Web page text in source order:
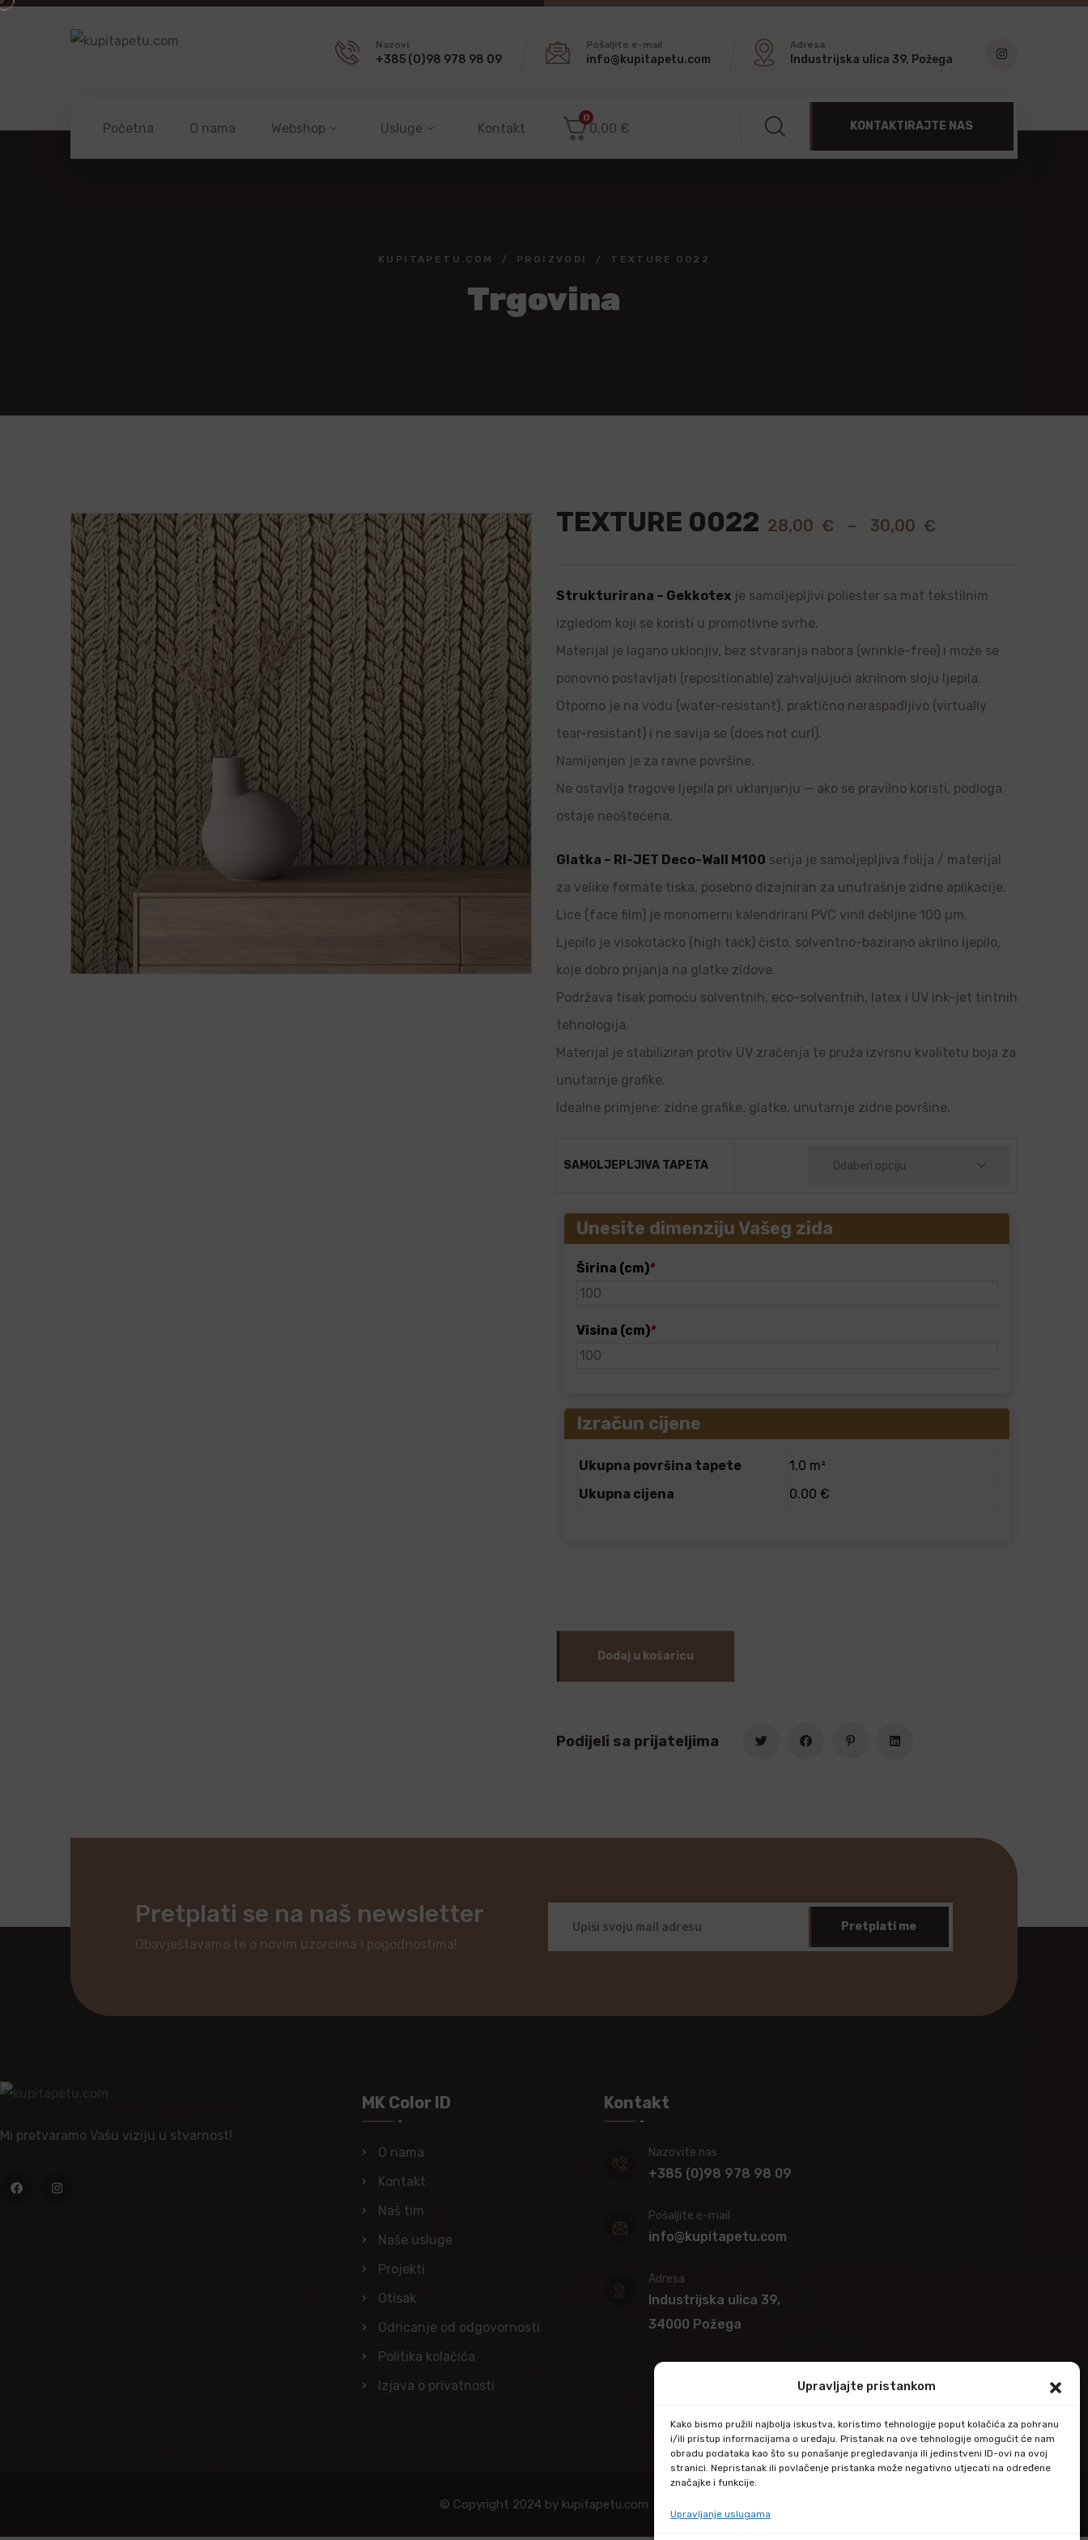
Upravljajte pristankom
Kako bismo pružili najbolja iskustva, koristimo tehnologije poput kolačića za pohranu
i/ili pristup informacijama o uređaju. Pristanak na ove tehnologije omogućit će nam
obradu podataka kao što su ponašanje pregledavanja ili jedinstveni ID-ovi na ovoj
stranici. Nepristanak ili povlačenje pristanka može negativno utjecati na određene
značajke i funkcije.
Upravljanje uslugama
Nazovi
+385 (0)98 978 98 09
Pošaljite e-mail
info@kupitapetu.com
Adresa
Industrijska ulica 39, Požega
Početna O nama Webshop Usluge Kontakt
0
0,00 € KONTAKTIRAJTE NAS
KUPITAPETU.COM PROIZVODI TEXTURE 0022
Trgovina
🔍
TEXTURE 0022 28,00 € – 30,00 €
Strukturirana – Gekkotex je samoljepljivi poliester sa mat tekstilnim
izgledom koji se koristi u promotivne svrhe.
Materijal je lagano uklonjiv, bez stvaranja nabora (wrinkle-free) i može se
ponovno postavljati (repositionable) zahvaljujući akrilnom sloju ljepila.
Otporno je na vodu (water-resistant), praktično neraspadljivo (virtually
tear-resistant) i ne savija se (does not curl).
Namijenjen je za ravne površine.
Ne ostavlja tragove ljepila pri uklanjanju — ako se pravilno koristi, podloga
ostaje neoštećena.
Glatka – RI-JET Deco-Wall M100 serija je samoljepljiva folija / materijal
za velike formate tiska, posebno dizajniran za unutrašnje zidne aplikacije.
Lice (face film) je monomerni kalendrirani PVC vinil debljine 100 µm.
Ljepilo je visokotacko (high tack) čisto, solventno-bazirano akrilno ljepilo,
koje dobro prijanja na glatke zidove.
Podržava tisak pomoću solventnih, eco-solventnih, latex i UV ink-jet tintnih
tehnologija.
Materijal je stabiliziran protiv UV zračenja te pruža izvrsnu kvalitetu boja za
unutarnje grafike.
Idealne primjene: zidne grafike, glatke, unutarnje zidne površine.
SAMOLJEPLJIVA TAPETA
Unesite dimenziju Vašeg zida
Širina (cm)*
Visina (cm)*
Izračun cijene
Ukupna površina tapete
1.0 m²
Ukupna cijena
0.00 €
Dodaj u košaricu
Podijeli sa prijateljima
Pretplati se na naš newsletter
Obavještavamo te o novim uzorcima i pogodnostima!
Pretplati me
Mi pretvaramo Vašu viziju u stvarnost!
MK Color ID
O nama
Kontakt
Naš tim
Naše usluge
Projekti
Otisak
Odricanje od odgovornosti
Politika kolačića
Izjava o privatnosti
Kontakt
Nazovite nas
+385 (0)98 978 98 09
Pošaljite e-mail
info@kupitapetu.com
Adresa
Industrijska ulica 39,
34000 Požega
© Copyright 2024 by kupitapetu.com